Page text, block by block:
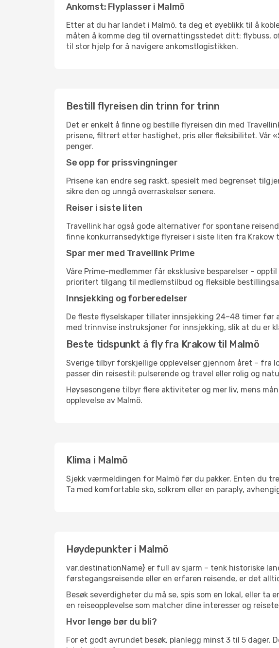
Ankomst: Flyplasser i Malmö
Etter at du har landet i Malmö, ta deg et øyeblikk til å
måten å komme deg til overnattingsstedet ditt: flybuss,
til stor hjelp for å navigere ankomstlogistikken.
Bestill flyreisen din trinn for trinn
Det er enkelt å finne og bestille flyreisen din med
prisene, filtrert etter hastighet, pris eller fleksibilitet. Vår
penger.
Se opp for prissvingninger
Prisene kan endre seg raskt, spesielt med begrenset
sikre den og unngå overraskelser senere.
Reiser i siste liten
Travellink har også gode alternativer for spontane
finne konkurransedyktige flyreiser i siste liten fra
Spar mer med Travellink Prime
Våre Prime-medlemmer får eksklusive besparelser –
prioritert tilgang til medlemstilbud og fleksible
Innsjekking og forberedelser
De fleste flyselskaper tillater innsjekking 24–48 timer før
med trinnvise instruksjoner for innsjekking, slik at du er
Beste tidspunkt å fly fra Krakow til Malmö
Sverige tilbyr forskjellige opplevelser gjennom året – fra
passer din reisestil: pulserende og travel eller rolig og
Høysesongene tilbyr flere aktiviteter og mer liv, mens
opplevelse av Malmö.
Klima i Malmö
Sjekk værmeldingen for Malmö før du pakker. Enten du
Ta med komfortable sko, solkrem eller en paraply,
Høydepunkter i Malmö
var.destinationName} er full av sjarm – tenk historiske
førstegangsreisende eller en erfaren reisende, er det
Besøk severdigheter du må se, spis som en lokal, eller
en reiseopplevelse som matcher dine interesser og
Hvor lenge bør du bli?
For et godt avrundet besøk, planlegg minst 3 til 5 dager.